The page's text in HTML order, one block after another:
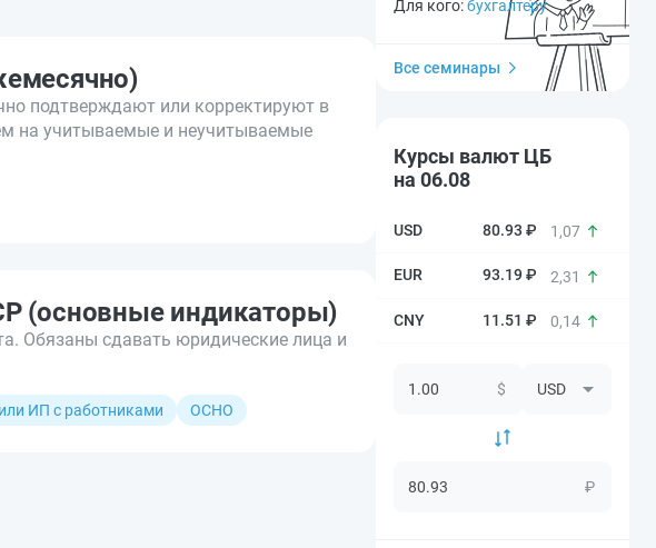
подтверждают или корректируют в
на учитываемые и неучитываемые
(основные индикаторы)
Обязаны сдавать юридические лица и
ИП с работниками ОСНО
Для кого:бухгалтеру
Все семинары
Курсы валют ЦБ
на 06.08
80.93 ₽ 1,07
93.19 ₽ 2,31
11.51 ₽ 0,14
$
₽